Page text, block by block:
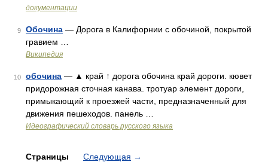
документации
9 Обочина — Дорога в Калифорнии с обочиной, покрытой
гравием …
Википедия
10 обочина — ▲ край ↑ дорога обочина край дороги. кювет
придорожная сточная канава. тротуар элемент дороги,
примыкающий к проезжей части, предназначенный для
движения пешеходов. панель …
Идеографический словарь русского языка
Страницы Следующая →